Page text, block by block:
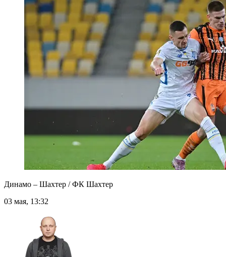
Динамо – Шахтер / ФК Шахтер
03 мая, 13:32